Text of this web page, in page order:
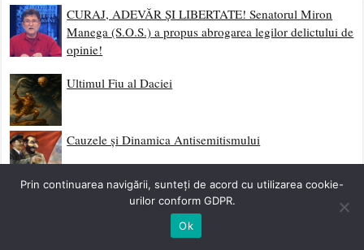
CURAJ, ADEVĂR ȘI LIBERTATE! Senatorul Miron
Manega (S.O.S.) a propus abrogarea legilor delictului de
opinie!
Ultimul Fiu al Daciei
Cauzele și Dinamica Antisemitismului
Năvălirea Jidanilor – de Vasile Alecsandri (Piesă
Prin continuarea navigării, sunteți de acord cu utilizarea cookie-
urilor conform GDPR.
Ok